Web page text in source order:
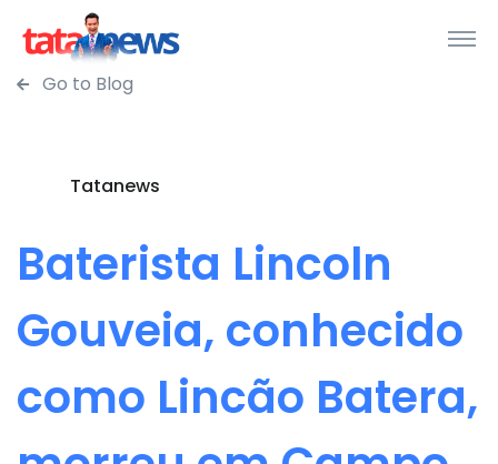
Go to Blog
Tatanews
Baterista Lincoln
Gouveia, conhecido
como Lincão Batera,